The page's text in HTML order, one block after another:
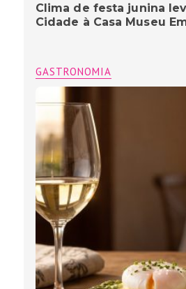
Clima de festa junina
Cidade à Casa Museu
GASTRONOMIA